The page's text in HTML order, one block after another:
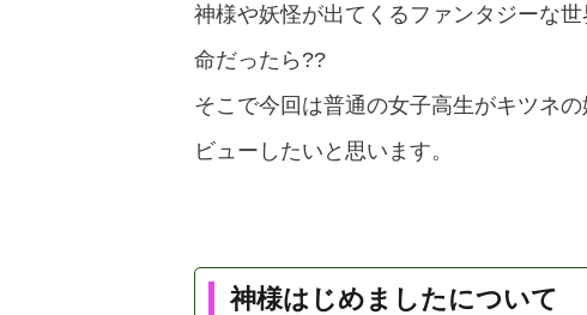
神様や妖怪が出てくるファンタジーな
命だったら??
そこで今回は普通の女子高生がキツネ
ビューしたいと思います。
神様はじめましたについて